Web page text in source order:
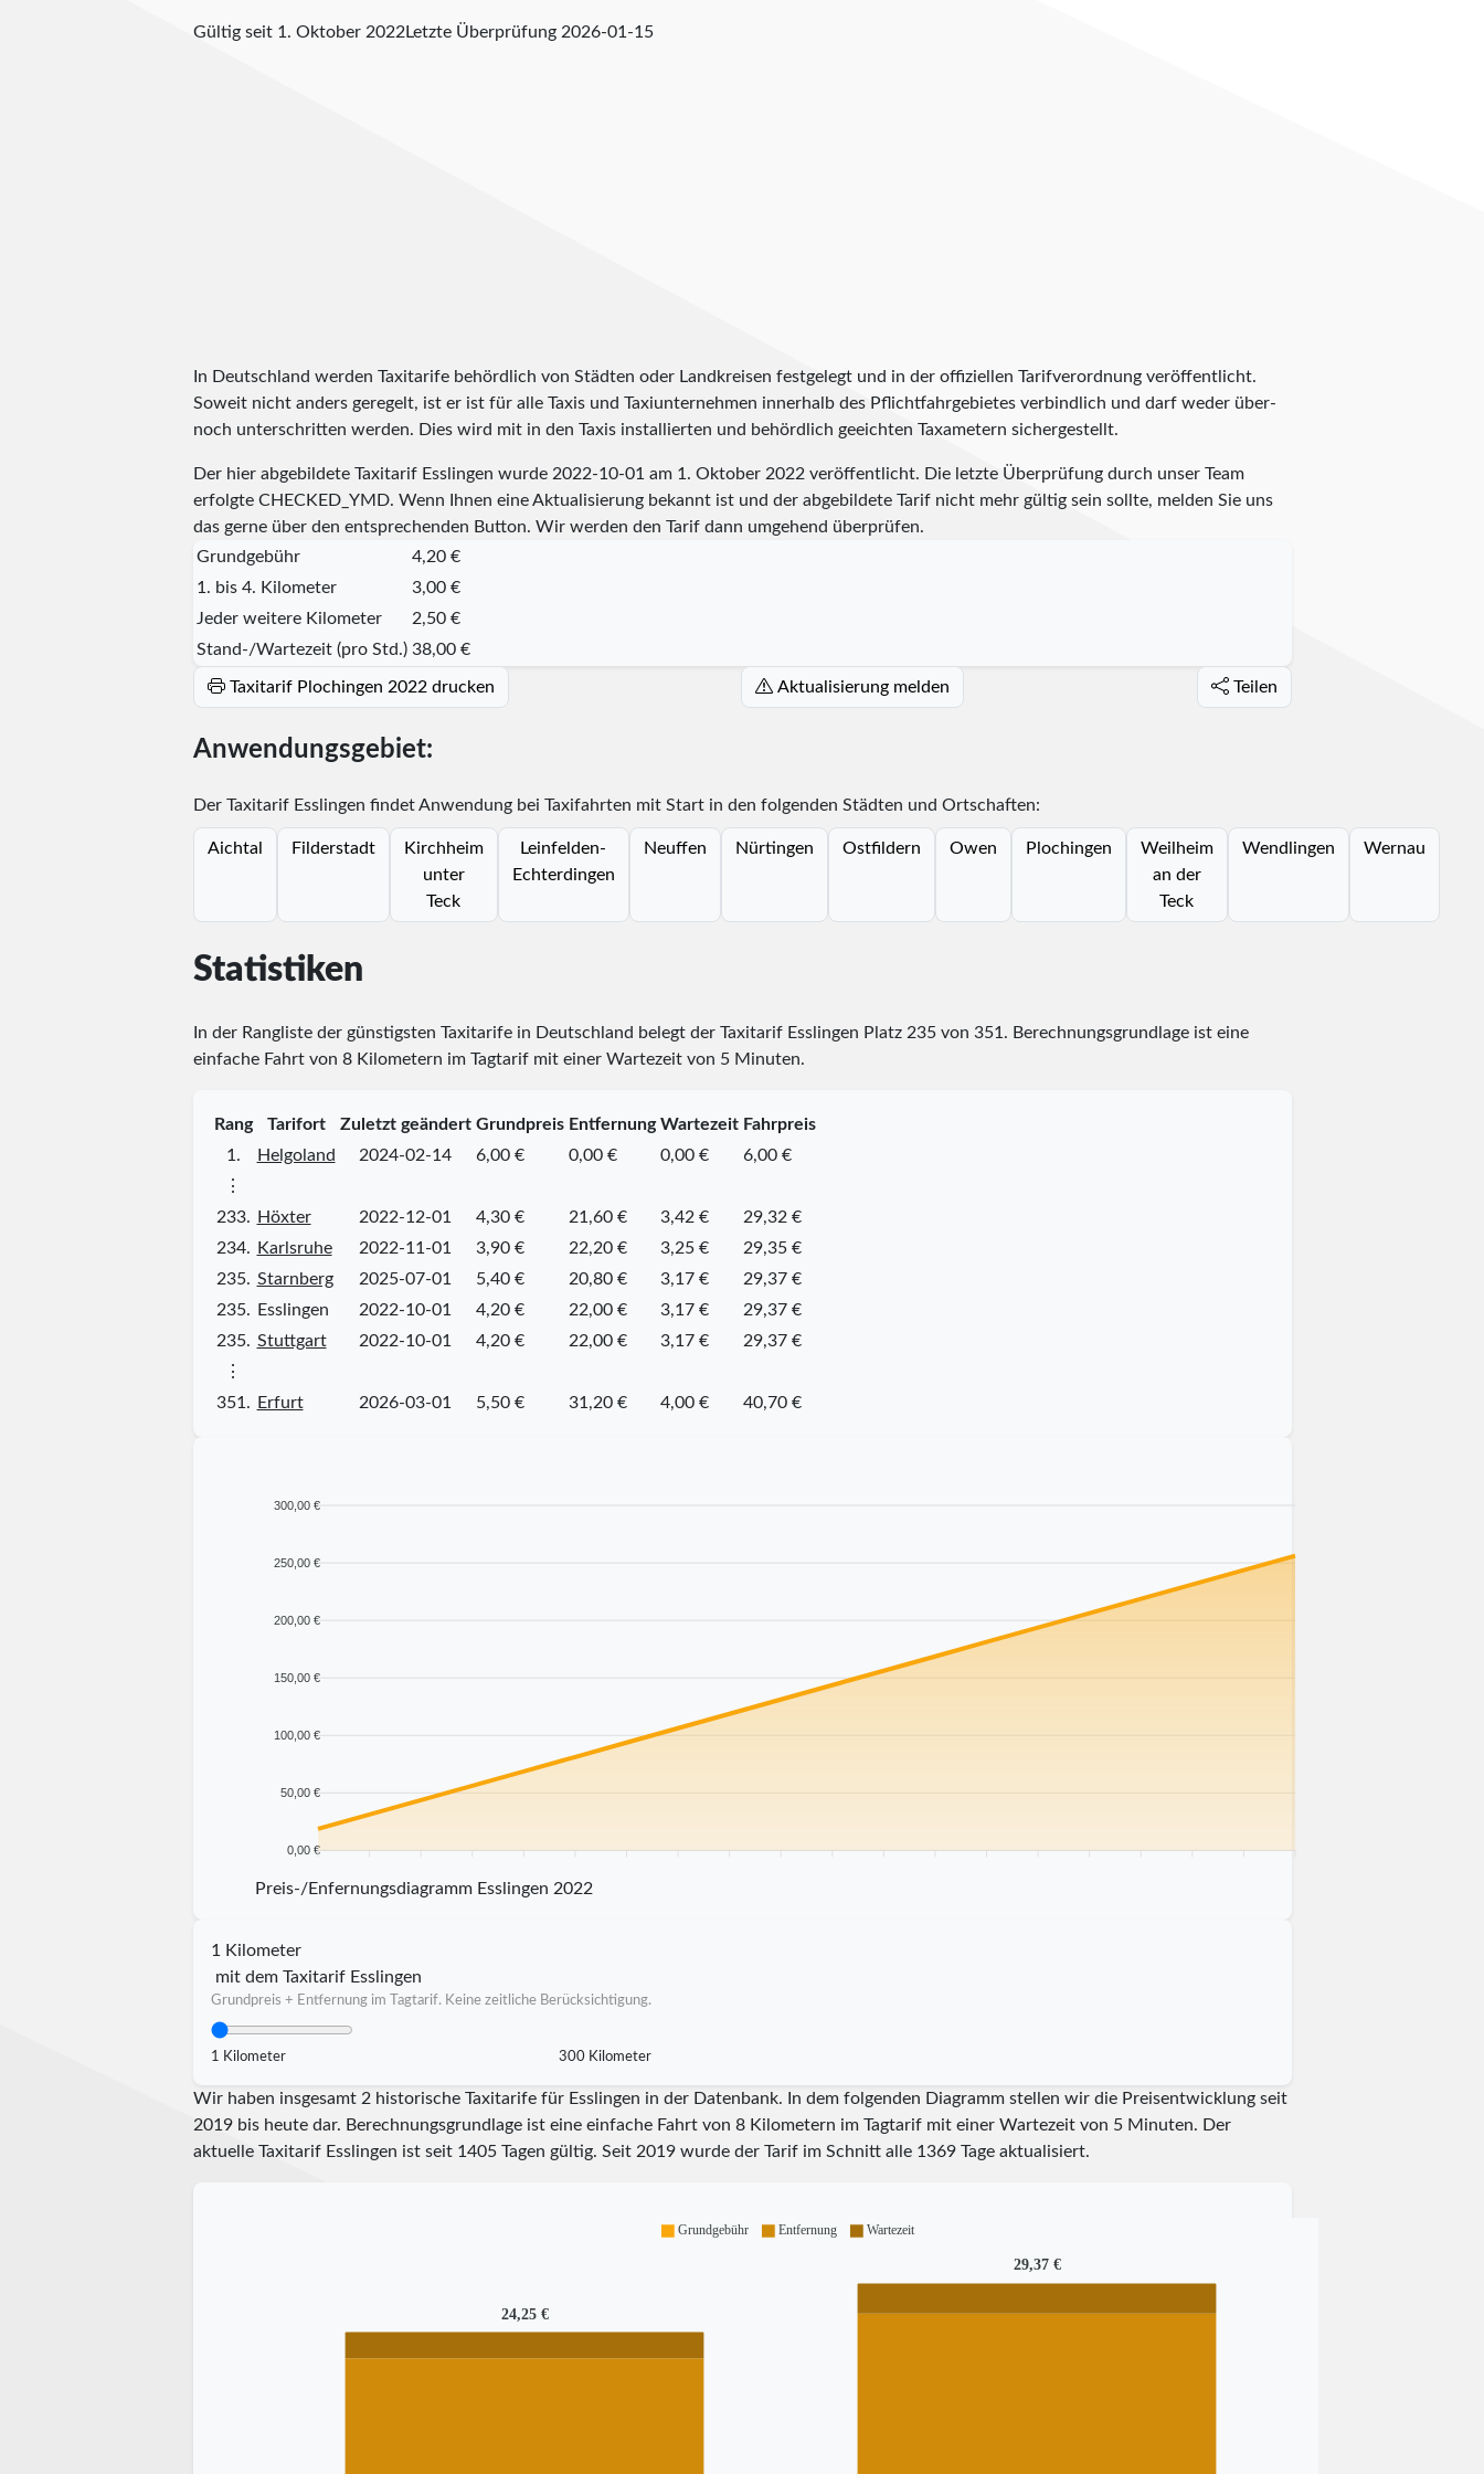
Gültig seit 1. Oktober 2022 Letzte Überprüfung 2026-01-15
In Deutschland werden Taxitarife behördlich von Städten oder Landkreisen festgelegt und in der offiziellen Tarifverordnung veröffentlicht.
Soweit nicht anders geregelt, ist er ist für alle Taxis und Taxiunternehmen innerhalb des Pflichtfahrgebietes verbindlich und darf weder über-
noch unterschritten werden. Dies wird mit in den Taxis installierten und behördlich geeichten Taxametern sichergestellt.
Der hier abgebildete Taxitarif Esslingen wurde 2022-10-01 am 1. Oktober 2022 veröffentlicht. Die letzte Überprüfung durch unser Team
erfolgte CHECKED_YMD. Wenn Ihnen eine Aktualisierung bekannt ist und der abgebildete Tarif nicht mehr gültig sein sollte, melden Sie uns
das gerne über den entsprechenden Button. Wir werden den Tarif dann umgehend überprüfen.
Grundgebühr
4,20 €
1. bis 4. Kilometer
3,00 €
Jeder weitere Kilometer
2,50 €
Stand-/Wartezeit (pro Std.) 38,00 €
Taxitarif Plochingen 2022 drucken Aktualisierung melden Teilen
Anwendungsgebiet:
Der Taxitarif Esslingen findet Anwendung bei Taxifahrten mit Start in den folgenden Städten und Ortschaften:
Aichtal Filderstadt
Kirchheim
unter
Teck
Leinfelden-
Echterdingen
Neuffen Nürtingen Ostfildern Owen Plochingen
Weilheim
an der
Teck
Wendlingen Wernau
Statistiken
In der Rangliste der günstigsten Taxitarife in Deutschland belegt der Taxitarif Esslingen Platz 235von 351 . Berechnungsgrundlage ist eine
einfache Fahrt von 8 Kilometern im Tagtarif mit einer Wartezeit von 5 Minuten.
Rang Tarifort Zuletzt geändert Grundpreis Entfernung Wartezeit Fahrpreis
1.
Helgoland 2024-02-14 6,00 € 0,00 € 0,00 €
6,00 €
⋮
233.
Höxter 2022-12-01 4,30 € 21,60 € 3,42 €
29,32 €
234.
Karlsruhe 2022-11-01 3,90 € 22,20 € 3,25 €
29,35 €
235. Starnberg 2025-07-01 5,40 € 20,80 € 3,17 €
29,37 €
235.
Esslingen 2022-10-01 4,20 € 22,00 € 3,17 €
29,37 €
235. Stuttgart 2022-10-01 4,20 € 22,00 € 3,17 €
29,37 €
⋮
351.
Erfurt 2026-03-01 5,50 € 31,20 € 4,00 € 40,70 €
300,00 €
250,00 €
200,00 €
150,00 €
100,00 €
50,00 €
0,00 €
Preis-/Enfernungsdiagramm Esslingen 2022
1 Kilometer
mit dem Taxitarif Esslingen
Grundpreis + Entfernung im Tagtarif. Keine zeitliche Berücksichtigung.
1 Kilometer 300 Kilometer
Wir haben insgesamt 2 historische Taxitarife für Esslingen in der Datenbank. In dem folgenden Diagramm stellen wir die Preisentwicklung seit
2019 bis heute dar. Berechnungsgrundlage ist eine einfache Fahrt von 8 Kilometern im Tagtarif mit einer Wartezeit von 5 Minuten. Der
aktuelle Taxitarif Esslingen ist seit 1405Tagen gültig. Seit 2019wurde der Tarif im Schnitt alle 1369Tage aktualisiert.
24,25 €
29,37 €
Grundgebühr Entfernung Wartezeit